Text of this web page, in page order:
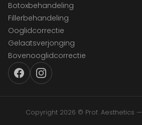
Botoxbehandeling
Fillerbehandeling
Ooglidcorrectie
Gelaatsverjonging
Bovenooglidcorrectie
Copyright 2026 © Prof. Aesthetics —